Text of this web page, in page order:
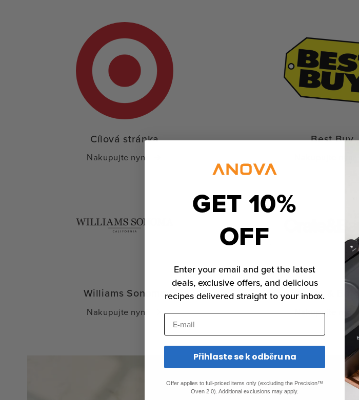
Cílová stránka
Nakupujte nyní
Best Buy
Williams Sonoma
Nakupujte nyní
Crate &
Nakupujte nyní
GET 10%
OFF
Enter your email and get the latest
deals, exclusive offers, and delicious
recipes delivered straight to your inbox.
E-mail
Přihlaste se k odběru na
Offer applies to full-priced items only (excluding the Precision™
Oven 2.0). Additional exclusions may apply.